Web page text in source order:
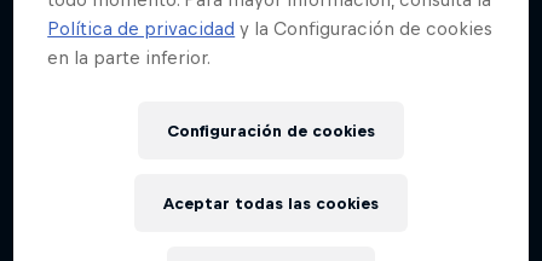
Política de privacidad y la Configuración de cookies
en la parte inferior.
Configuración de cookies
Aceptar todas las cookies